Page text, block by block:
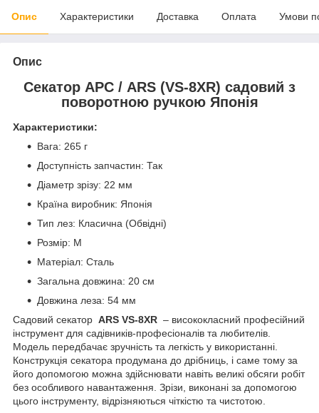
Опис Характеристики Доставка Оплата Умови
Опис
Секатор АРС / ARS (VS-8XR) садовий з
поворотною ручкою Японія
Характеристики:
Вага: 265 г
Доступність запчастин: Так
Діаметр зрізу: 22 мм
Країна виробник: Японія
Тип лез: Класична (Обвідні)
Розмір: M
Матеріал: Сталь
Загальна довжина: 20 см
Довжина леза: 54 мм
Садовий секатор ARS VS-8XR – висококласний професійний
інструмент для садівників-професіоналів та любителів.
Модель передбачає зручність та легкість у використанні.
Конструкція секатора продумана до дрібниць, і саме тому за
його допомогою можна здійснювати навіть великі обсяги робіт
без особливого навантаження. Зрізи, виконані за допомогою
цього інструменту, відрізняються чіткістю та чистотою.